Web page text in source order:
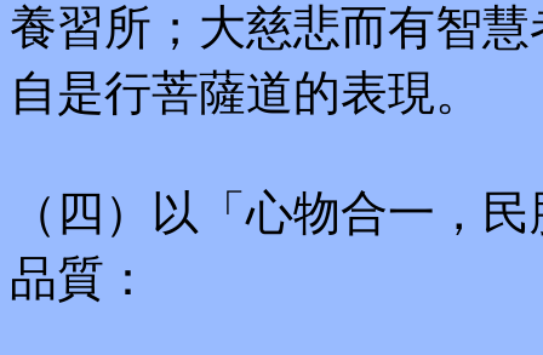
養習所；大慈悲而有智
自是行菩薩道的表現。
（四）以「心物合一，
品質：